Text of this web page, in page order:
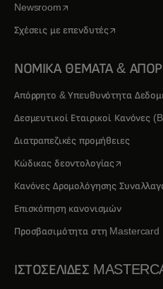
Newsroomopens in a new tab
Σχέσεις με επενδυτέςopens in a
ΝΟΜΙΚΑ ΘΕΜΑΤΑ &
Απόρρητο & Υπευθυνότητα
Δεσμευτικοί Εταιρικοί Κανόνες
Διατραπεζικές προμήθειες
Κώδικας δεοντολογίαςopens in a
Κανόνες Δρομολόγησης
Επισκόπηση κανονισμών
Προσβασιμότητα στη Mastercard
ΙΣΤΟΣΕΛΙΔΕΣ